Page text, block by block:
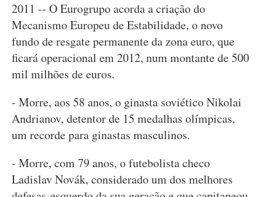
2011 -- O Eurogrupo acorda a criação do
Mecanismo Europeu de Estabilidade, o novo
fundo de resgate permanente da zona euro, que
ficará operacional em 2012, num montante de 500
mil milhões de euros.
- Morre, aos 58 anos, o ginasta soviético Nikolai
Andrianov, detentor de 15 medalhas olímpicas,
um recorde para ginastas masculinos.
- Morre, com 79 anos, o futebolista checo
Ladislav Novák, considerado um dos melhores